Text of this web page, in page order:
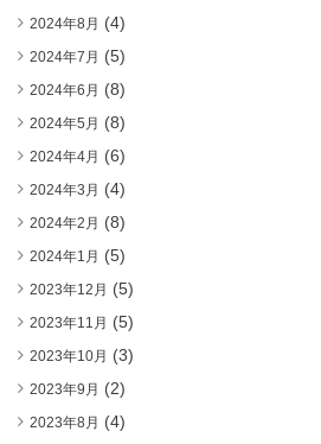
2024年8月 (4)
2024年7月 (5)
2024年6月 (8)
2024年5月 (8)
2024年4月 (6)
2024年3月 (4)
2024年2月 (8)
2024年1月 (5)
2023年12月 (5)
2023年11月 (5)
2023年10月 (3)
2023年9月 (2)
2023年8月 (4)